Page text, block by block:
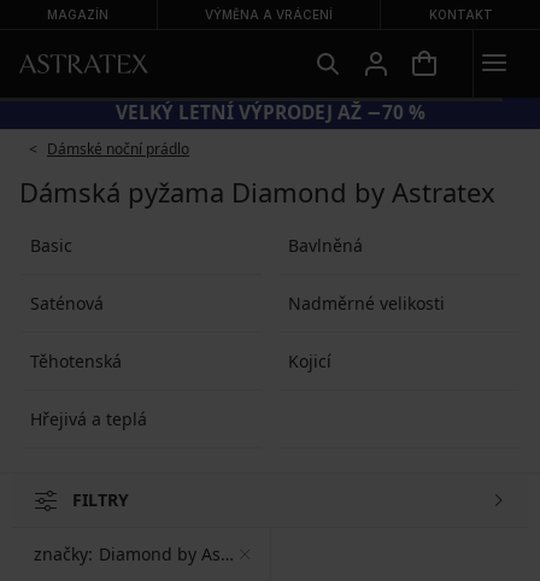
MAGAZÍN VÝMĚNA A VRÁCENÍ KONTAKT
VELKÝ LETNÍ VÝPRODEJ AŽ −70 %
Dámské noční prádlo
Dámská pyžama Diamond by Astratex
Basic Bavlněná
Saténová Nadměrné velikosti
Těhotenská Kojicí
Hřejivá a teplá
FILTRY
značky: Diamond by Astratex